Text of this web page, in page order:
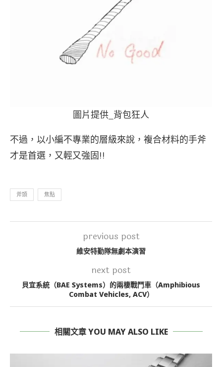
圖片提供_背包狂人
不過，以小編不專業的層級來說，複合材料的手斧
才是首選，又輕又強固!!
斧頭 焦點
previous post
維安特勤隊無劇本演習
next post
貝宜系統（BAE Systems）的兩棲戰鬥車（Amphibious
Combat Vehicles, ACV）
相關文章 YOU MAY ALSO LIKE